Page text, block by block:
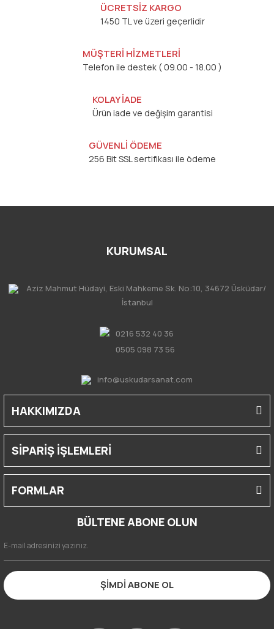
ÜCRETSİZ KARGO
1450 TL ve üzeri geçerlidir
MÜŞTERİ HİZMETLERİ
Telefon ile destek ( 09.00 - 18.00 )
KOLAY İADE
Ürün iade ve değişim garantisi
GÜVENLİ ÖDEME
256 Bit SSL sertifikası ile ödeme
KURUMSAL
Aziz Mahmut Hüdayi, Eski Mahkeme Sk. No:10, 34672 Üsküdar/
İstanbul
0216 532 40 36
0505 098 73 56
info@uskudarsanat.com
HAKKIMIZDA
SİPARİŞ İŞLEMLERİ
FORMLAR
BÜLTENE ABONE OLUN
ŞİMDİ ABONE OL